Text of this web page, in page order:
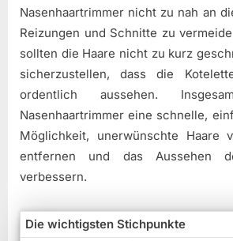
Nasenhaartrimmer nicht zu nah an
Reizungen und Schnitte zu
sollten die Haare nicht zu kurz
sicherzustellen, dass die
ordentlich aussehen.
Nasenhaartrimmer eine schnelle,
Möglichkeit, unerwünschte Haare
entfernen und das Aussehen
verbessern.
Die wichtigsten Stichpunkte